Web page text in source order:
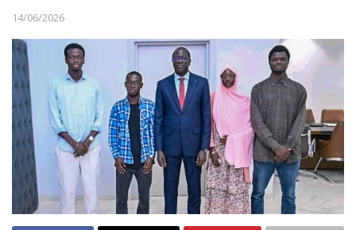
14/06/2026